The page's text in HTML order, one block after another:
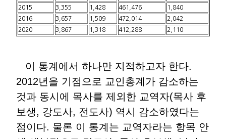
2015 3,355 1,428 461,476
1,840
2016
3,657 1,509 472,014
2,042
2020
3,867 1,318 412,288 2,110
이 통계에서 하나만 지적하고자 한다.
2012년을 기점으로 교인총계가 감소하는
것과 동시에 목사를 제외한 교역자(목사 후
보생, 강도사, 전도사) 역시 감소하였다는
점이다. 물론 이 통계는 교역자라는 항목 안